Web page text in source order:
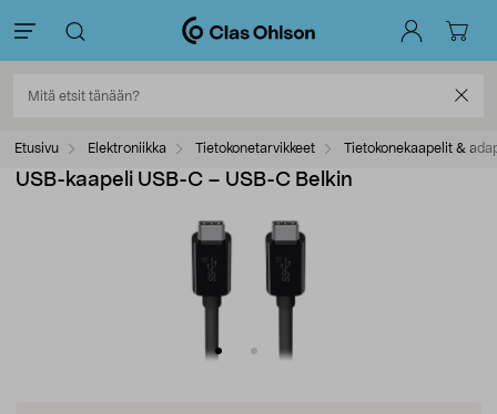
Etusivu Elektroniikka Tietokonetarvikkeet Tietokonekaapelit &
USB-kaapeli USB-C – USB-C Belkin